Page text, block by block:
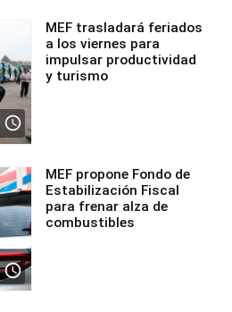
access_time
MEF trasladará feriados
a los viernes para
impulsar productividad
y turismo
access_time
MEF propone Fondo de
Estabilización Fiscal
para frenar alza de
combustibles